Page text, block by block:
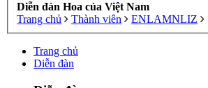
Diễn đàn Hoa của Việt Nam
Trang chủ
Thành viên ENLAMNLIZ
Trang chủ
Diễn đàn